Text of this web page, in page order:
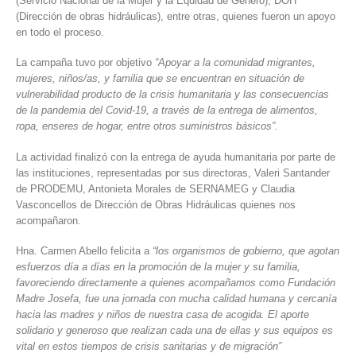
(Dirección de obras hidráulicas), entre otras, quienes fueron un apoyo
en todo el proceso.
La campaña tuvo por objetivo “Apoyar a la comunidad migrantes,
mujeres, niños/as, y familia que se encuentran en situación de
vulnerabilidad producto de la crisis humanitaria y las consecuencias
de la pandemia del Covid-19, a través de la entrega de alimentos,
ropa, enseres de hogar, entre otros suministros básicos”.
La actividad finalizó con la entrega de ayuda humanitaria por parte de
las instituciones, representadas por sus directoras, Valeri Santander
de PRODEMU, Antonieta Morales de SERNAMEG y Claudia
Vasconcellos de Dirección de Obras Hidráulicas quienes nos
acompañaron.
Hna. Carmen Abello felicita a “los organismos de gobierno, que agotan
esfuerzos día a días en la promoción de la mujer y su familia,
favoreciendo directamente a quienes acompañamos como Fundación
Madre Josefa, fue una jornada con mucha calidad humana y cercanía
hacia las madres y niños de nuestra casa de acogida. El aporte
solidario y generoso que realizan cada una de ellas y sus equipos es
vital en estos tiempos de crisis sanitarias y de migración”